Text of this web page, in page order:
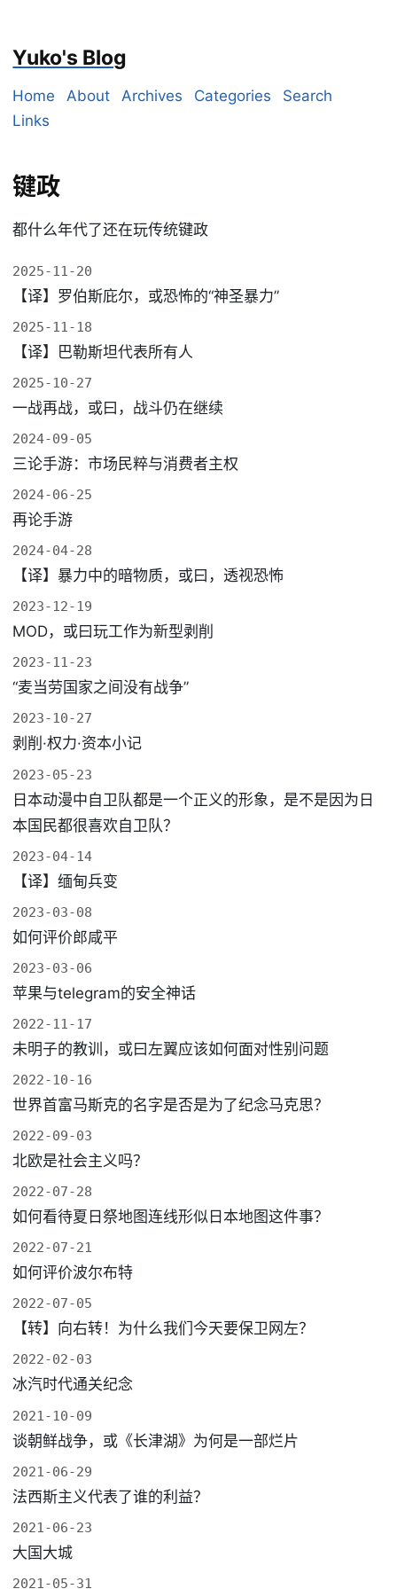
Yuko's Blog
Home About Archives Categories
Search
Links
键政
都什么年代了还在玩传统键政
2025-11-20
【译】罗伯斯庇尔，或恐怖的“神圣暴力”
2025-11-18
【译】巴勒斯坦代表所有人
2025-10-27
一战再战，或曰，战斗仍在继续
2024-09-05
三论手游：市场民粹与消费者主权
2024-06-25
再论手游
2024-04-28
【译】暴力中的暗物质，或曰，透视恐怖
2023-12-19
MOD，或曰玩工作为新型剥削
2023-11-23
“麦当劳国家之间没有战争”
2023-10-27
剥削·权力·资本小记
2023-05-23
日本动漫中自卫队都是一个正义的形象，是不是因为日
本国民都很喜欢自卫队？
2023-04-14
【译】缅甸兵变
2023-03-08
如何评价郎咸平
2023-03-06
苹果与telegram的安全神话
2022-11-17
未明子的教训，或曰左翼应该如何面对性别问题
2022-10-16
世界首富马斯克的名字是否是为了纪念马克思？
2022-09-03
北欧是社会主义吗？
2022-07-28
如何看待夏日祭地图连线形似日本地图这件事？
2022-07-21
如何评价波尔布特
2022-07-05
【转】向右转！为什么我们今天要保卫网左？
2022-02-03
冰汽时代通关纪念
2021-10-09
谈朝鲜战争，或《长津湖》为何是一部烂片
2021-06-29
法西斯主义代表了谁的利益？
2021-06-23
大国大城
2021-05-31